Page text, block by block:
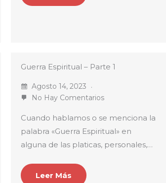
Guerra Espiritual – Parte 1
Agosto 14, 2023
No Hay Comentarios
Cuando hablamos o se menciona la
palabra «Guerra Espiritual» en
alguna de las platicas, personales,…
Leer Más